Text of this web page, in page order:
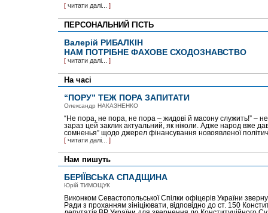
[ читати далі... ]
ПЕРСОНАЛЬНИЙ ГІСТЬ
Валерій РИБАЛКІН
НАМ ПОТРІБНЕ ФАХОВЕ СХОДОЗНАВСТВО
[ читати далі... ]
На часі
“ПОРУ” ТЕЖ ПОРА ЗАПИТАТИ
Олександр НАКАЗНЕНКО
“Не пора, не пора, не пора – жидові й масону служить!” –
зараз цей заклик актуальний, як ніколи. Адже народ вже
сомненья” щодо джерел фінансування новоявленої
[ читати далі... ]
Нам пишуть
БЕРІЇВСЬКА СПАДЩИНА
Юрій ТИМОЩУК
Виконком Севастопольської Спілки офіцерів України
Ради з проханням зініціювати, відповідно до ст. 150